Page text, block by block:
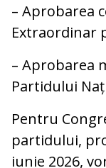
– Aprobarea
Extraordinar
– Aprobarea
Partidului
Pentru
partidului,
iunie 2026,